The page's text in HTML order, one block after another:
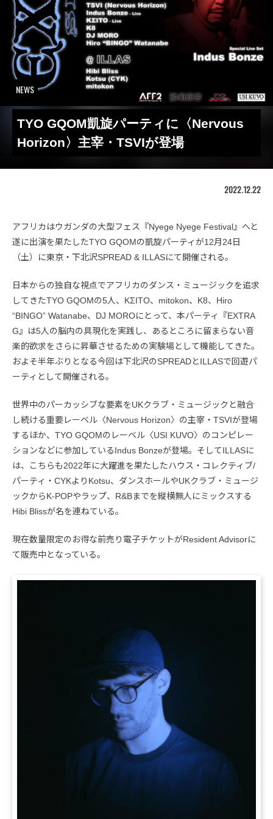
NEWS
TYO GQOM凱旋パーティに〈Nervous
Horizon〉主宰・TSVIが登場
2022.12.22
アフリカはウガンダの大型フェス『Nyege Nyege Festival』へと
遂に出演を果たしたTYO GQOMの凱旋パーティが12月24日
（土）に東京・下北沢SPREAD & ILLASにて開催される。
日本からの独自な視点でアフリカのダンス・ミュージックを追求
してきたTYO GQOMの5人、KΣITO、mitokon、K8、Hiro
“BINGO” Watanabe、DJ MOROにとって、本パーティ『EXTRA
G』は5人の脳内の具現化を実践し、あるところに留まらない音
楽的欲求をさらに昇華させるための実験場として機能してきた。
およそ半年ぶりとなる今回は下北沢のSPREADとILLASで回遊パ
ーティとして開催される。
世界中のパーカッシブな要素をUKクラブ・ミュージックと融合
し続ける重要レーベル〈Nervous Horizon〉の主宰・TSVIが登場
するほか、TYO GQOMのレーベル〈USI KUVO〉のコンピレー
ションなどに参加しているIndus Bonzeが登場。そしてILLASに
は、こちらも2022年に大躍進を果たしたハウス・コレクティブ/
パーティ・CYKよりKotsu、ダンスホールやUKクラブ・ミュージ
ックからK-POPやラップ、R&Bまでを縦横無人にミックスする
Hibi Blissが名を連ねている。
現在数量限定のお得な前売り電子チケットがResident Advisorに
て販売中となっている。